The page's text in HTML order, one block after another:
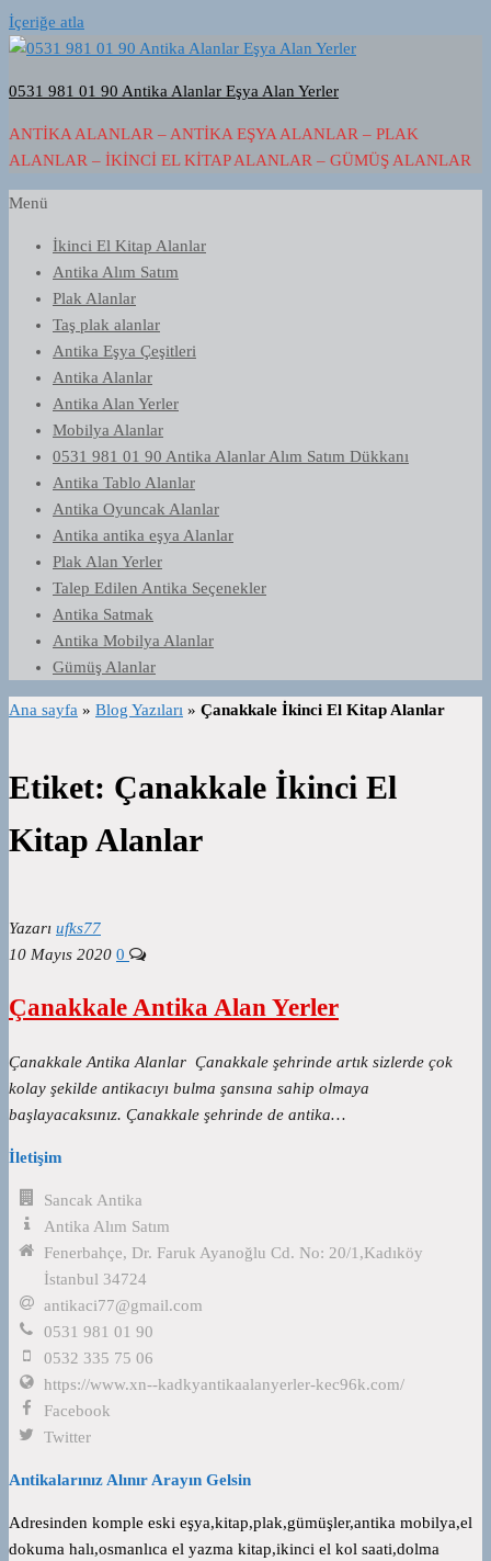
İçeriğe atla
0531 981 01 90 Antika Alanlar Eşya Alan Yerler
ANTIKA ALANLAR – ANTIKA EŞYA ALANLAR – PLAK
ALANLAR – İKINCI EL KITAP ALANLAR – GÜMÜŞ ALANLAR
Menü
İkinci El Kitap Alanlar
Antika Alım Satım
Plak Alanlar
Taş plak alanlar
Antika Eşya Çeşitleri
Antika Alanlar
Antika Alan Yerler
Mobilya Alanlar
0531 981 01 90 Antika Alanlar Alım Satım Dükkanı
Antika Tablo Alanlar
Antika Oyuncak Alanlar
Antika antika eşya Alanlar
Plak Alan Yerler
Talep Edilen Antika Seçenekler
Antika Satmak
Antika Mobilya Alanlar
Gümüş Alanlar
Ana sayfa » Blog Yazıları » Çanakkale İkinci El Kitap Alanlar
Etiket: Çanakkale İkinci El
Kitap Alanlar
Yazarı ufks77
10 Mayıs 2020 0
Çanakkale Antika Alan Yerler
Çanakkale Antika Alanlar Çanakkale şehrinde artık sizlerde çok
kolay şekilde antikacıyı bulma şansına sahip olmaya
başlayacaksınız. Çanakkale şehrinde de antika…
İletişim
Sancak Antika
Antika Alım Satım
Fenerbahçe, Dr. Faruk Ayanoğlu Cd. No: 20/1,Kadıköy
İstanbul 34724
antikaci77@gmail.com
0531 981 01 90
0532 335 75 06
https://www.xn--kadkyantikaalanyerler-kec96k.com/
Facebook
Twitter
Antikalarınız Alınır Arayın Gelsin
Adresinden komple eski eşya,kitap,plak,gümüşler,antika mobilya,el
dokuma halı,osmanlıca el yazma kitap,ikinci el kol saati,dolma